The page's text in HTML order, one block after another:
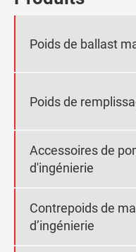
Poids de ballast
Poids de
Accessoires de
d'ingénierie
Contrepoids de
d’ingénierie